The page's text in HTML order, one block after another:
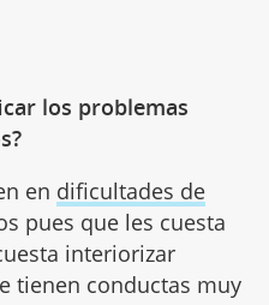
los problemas
en dificultades de
pues que les cuesta
interiorizar
tienen conductas muy